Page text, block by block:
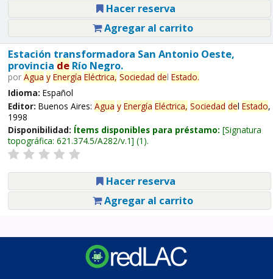
Hacer reserva
Agregar al carrito
Estación transformadora San Antonio Oeste,
provincia deRío Negro.
por Agua y Energía Eléctrica, Sociedad del Estado.
Idioma: Español
Editor: Buenos Aires: Agua y Energía Eléctrica, Sociedad del Estado,
1998
Disponibilidad: Ítems disponibles para préstamo: Signatura
topográfica: 621.374.5/A282/v.1 (1).
Hacer reserva
Agregar al carrito